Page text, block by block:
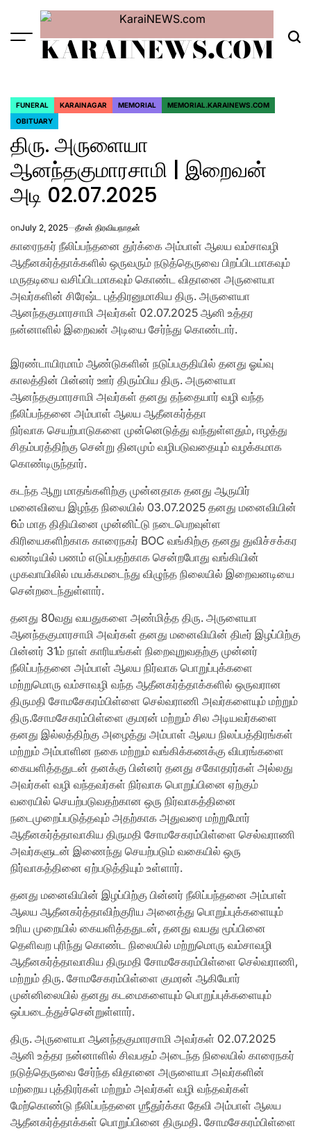
content
Menu KARAINEWS.COM
POSTED
IN
FUNERAL KARAINAGAR MEMORIAL
MEMORIAL.KARAINEWS.COM
OBITUARY
திரு. அருளையா
ஆனந்தகுமாரசாமி | இறைவன்
அடி 02.07.2025
onJuly 2, 2025 தீசன் திரவியநாதன்
காரைநகர் நீலிப்பந்தனை துர்க்கை அம்பாள் ஆலய வம்சாவழி
ஆதீனகர்த்தாக்களில் ஒருவரும் நடுத்தெருவை பிறப்பிடமாகவும்
மருதடியை வசிப்பிடமாகவும் கொண்ட விதானை அருளையா
அவர்களின் சிரேஷ்ட புத்திரனுமாகிய திரு. அருளையா
ஆனந்தகுமாரசாமி அவர்கள் 02.07.2025 ஆனி உத்தர
நன்னாளில் இறைவன் அடியை சேர்ந்து கொண்டார்.
இரண்டாயிரமாம் ஆண்டுகளின் நடுப்பகுதியில் தனது ஓய்வு
காலத்தின் பின்னர் ஊர் திரும்பிய திரு. அருளையா
ஆனந்தகுமாரசாமி அவர்கள் தனது தந்தையார் வழி வந்த
நீலிப்பந்தனை அம்பாள் ஆலய ஆதீனகர்த்தா
நிர்வாக செயற்பாடுகளை முன்னெடுத்து வந்துள்ளதும், ஈழத்து
சிதம்பரத்திற்கு சென்று தினமும் வழிபடுவதையும் வழக்கமாக
கொண்டிருந்தார்.
கடந்த ஆறு மாதங்களிற்கு முன்னதாக தனது ஆருயிர்
மனைவியை இழந்த நிலையில் 03.07.2025 தனது மனைவியின்
6ம் மாத திதியினை முன்னிட்டு நடைபெறவுள்ள
கிரியைகளிற்காக காரைநகர் BOC வங்கிற்கு தனது துவிச்சக்கர
வண்டியில் பணம் எடுப்பதற்காக சென்றபோது வங்கியின்
முகவாயிலில் மயக்கமடைந்து விழுந்த நிலையில் இறைவனடியை
சென்றடைந்துள்ளார்.
தனது 80வது வயதுகளை அண்மித்த திரு. அருளையா
ஆனந்தகுமாரசாமி அவர்கள் தனது மனைவியின் திடீர் இழப்பிற்கு
பின்னர் 31ம் நாள் காரியங்கள் நிறைவுறுவதற்கு முன்னர்
நீலிப்பந்தனை அம்பாள் ஆலய நிர்வாக பொறுப்புக்களை
மற்றுமொரு வம்சாவழி வந்த ஆதீனகர்த்தாக்களில் ஒருவரான
திருமதி சோமசேகரம்பிள்ளை செல்வராணி அவர்களையும் மற்றும்
திரு.சோமசேகரம்பிள்ளை குமரன் மற்றும் சில அடியவர்களை
தனது இல்லத்திற்கு அழைத்து அம்பாள் ஆலய நிலப்பத்திரங்கள்
மற்றும் அம்பாளின நகை மற்றும் வங்கிக்கணக்கு விபரங்களை
கையளித்ததுடன் தனக்கு பின்னர் தனது சகோதரர்கள் அல்லது
அவர்கள் வழி வந்தவர்கள் நிர்வாக பொறுப்பினை ஏற்கும்
வரையில் செயற்படுவதற்கான ஒரு நிர்வாகத்தினை
நடைமுறைப்படுத்தவும் அதற்காக அதுவரை மற்றுமோர்
ஆதீனகர்த்தாவாகிய திருமதி சோமசேகரம்பிள்ளை செல்வராணி
அவர்களுடன் இணைந்து செயற்படும் வகையில் ஒரு
நிர்வாகத்தினை ஏற்படுத்தியும் உள்ளார்.
தனது மனைவியின் இழப்பிற்கு பின்னர் நீலிப்பந்தனை அம்பாள்
ஆலய ஆதீனகர்த்தாவிற்குரிய அனைத்து பொறுப்புக்களையும்
உரிய முறையில் கையளித்ததுடன், தனது வயது மூப்பினை
தெளிவற புரிந்து கொண்ட நிலையில் மற்றுமொரு வம்சாவழி
ஆதீனகர்த்தாவாகிய திருமதி சோமசேகரம்பிள்ளை செல்வராணி,
மற்றும் திரு. சோமசேகரம்பிள்ளை குமரன் ஆகியோர்
முன்னிலையில் தனது கடமைகளையும் பொறுப்புக்களையும்
ஒப்படைத்துச்சென்றுள்ளார்.
திரு. அருளையா ஆனந்தகுமாரசாமி அவர்கள் 02.07.2025
ஆனி உத்தர நன்னாளில் சிவபதம் அடைந்த நிலையில் காரைநகர்
நடுத்தெருவை சேர்ந்த விதானை அருளையா அவர்களின்
மற்றைய புத்திரர்கள் மற்றும் அவர்கள் வழி வந்தவர்கள்
மேற்கொண்டு நீலிப்பந்தனை ஶ்ரீதுர்க்கா தேவி அம்பாள் ஆலய
ஆதீனகர்த்தாக்கள் பொறுப்பினை திருமதி. சோமசேகரம்பிள்ளை